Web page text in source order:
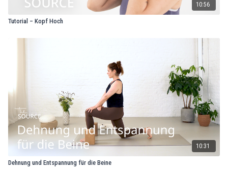
10:56
Tutorial – Kopf Hoch
10:31
Dehnung und Entspannung für die Beine